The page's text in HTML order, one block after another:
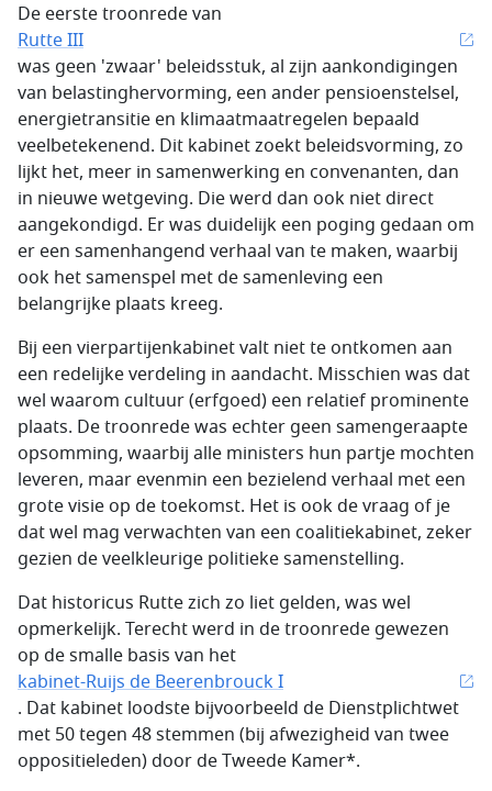
De eerste troonrede van
Rutte III
was geen 'zwaar' beleidsstuk, al zijn aankondigingen
van belastinghervorming, een ander pensioenstelsel,
energietransitie en klimaatmaatregelen bepaald
veelbetekenend. Dit kabinet zoekt beleidsvorming, zo
lijkt het, meer in samenwerking en convenanten, dan
in nieuwe wetgeving. Die werd dan ook niet direct
aangekondigd. Er was duidelijk een poging gedaan om
er een samenhangend verhaal van te maken, waarbij
ook het samenspel met de samenleving een
belangrijke plaats kreeg.
Bij een vierpartijenkabinet valt niet te ontkomen aan
een redelijke verdeling in aandacht. Misschien was dat
wel waarom cultuur (erfgoed) een relatief prominente
plaats. De troonrede was echter geen samengeraapte
opsomming, waarbij alle ministers hun partje mochten
leveren, maar evenmin een bezielend verhaal met een
grote visie op de toekomst. Het is ook de vraag of je
dat wel mag verwachten van een coalitiekabinet, zeker
gezien de veelkleurige politieke samenstelling.
Dat historicus Rutte zich zo liet gelden, was wel
opmerkelijk. Terecht werd in de troonrede gewezen
op de smalle basis van het
kabinet-Ruijs de Beerenbrouck I
. Dat kabinet loodste bijvoorbeeld de Dienstplichtwet
met 50 tegen 48 stemmen (bij afwezigheid van twee
oppositieleden) door de Tweede Kamer*.